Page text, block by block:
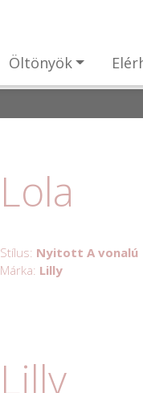
Öltönyök
Lola
Stílus: Nyitott A vonalú
Márka: Lilly
Lilly